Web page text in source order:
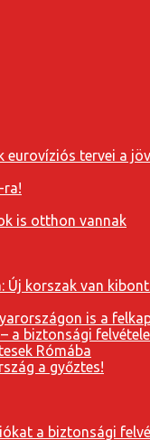
eurovíziós tervei a
ra!
is otthon vannak
Új korszak van
is a
a biztonsági
Rómába
a győztes!
a biztonsági